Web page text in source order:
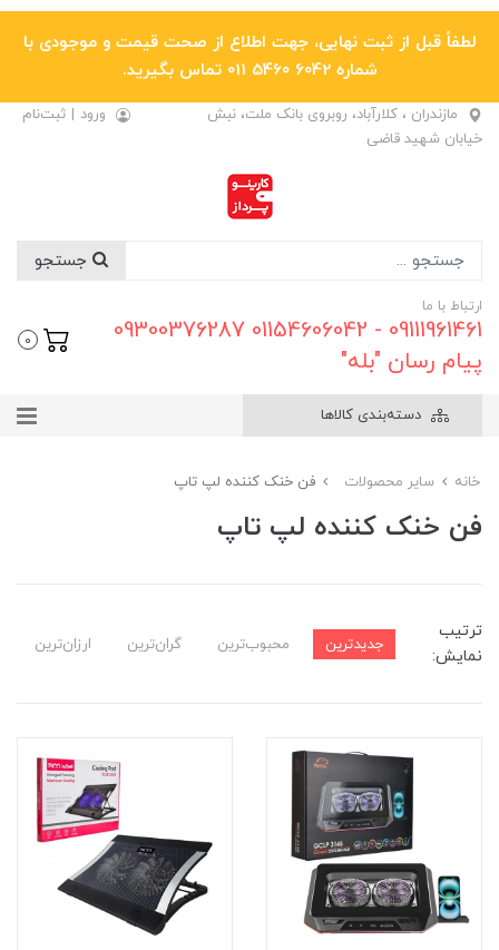
لطفاً قبل از ثبت نهایی، جهت اطلاع از صحت قیمت و موجودی با
شماره 6042 5460 011 تماس بگیرید.
مازندران ، کلارآباد، روبروی بانک ملت، نبش
خیابان شهید قاضی
ورود | ثبت‌نام
ارتباط با ما
09111961461 - 01154606042 09300376287
پیام رسان "بله"
0
دسته‌بندی کالاها
خانه سایر محصولات فن خنک کننده لپ تاپ
فن خنک کننده لپ تاپ
ترتیب
نمایش:
جدیدترین محبوب‌ترین گران‌ترین ارزان‌ترین